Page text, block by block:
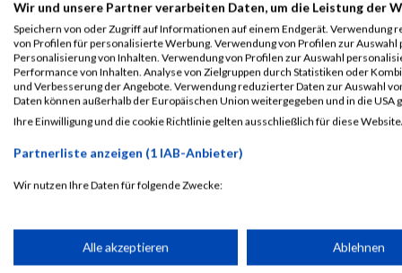
19642
Michael Jaumann
19868
Dirk Riedel
19857
Oliver-Kersten Raab
19626
Roland Hösl
19463
Christoph Breitner
19621
Volker
19581
Uwe
20138
Florian Nöther
Christian
Wir und unsere Partner verarbeiten Daten, um die Leistung der
Speichern von oder Zugriff auf Informationen auf einem Endgerät. Verwendung
von Profilen für personalisierte Werbung. Verwendung von Profilen zur
Personalisierung von Inhalten. Verwendung von Profilen zur Auswahl
Performance von Inhalten. Analyse von Zielgruppen durch Statistiken oder
und Verbesserung der Angebote. Verwendung reduzierter Daten zur Auswahl
Daten können außerhalb der Europäischen Union weitergegeben und in die USA
Ihre Einwilligung und die cookie Richtlinie gelten ausschließlich für diese
Partnerliste anzeigen (1 IAB-Anbieter)
Wir nutzen Ihre Daten für folgende Zwecke:
Speichern von oder Zugriff auf Informationen auf einem
Alle akzeptieren Ablehnen